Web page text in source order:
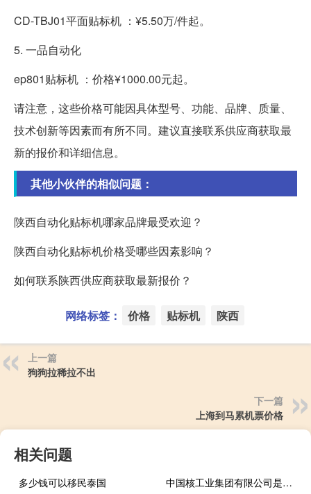
CD-TBJ01平面贴标机 ：¥5.50万/件起。
5. 一品自动化
ep801贴标机 ：价格¥1000.00元起。
请注意，这些价格可能因具体型号、功能、品牌、质量、
技术创新等因素而有所不同。建议直接联系供应商获取最
新的报价和详细信息。
其他小伙伴的相似问题：
陕西自动化贴标机哪家品牌最受欢迎？
陕西自动化贴标机价格受哪些因素影响？
如何联系陕西供应商获取最新报价？
网络标签： 价格 贴标机 陕西
上一篇
狗狗拉稀拉不出
下一篇
上海到马累机票价格
相关问题
多少钱可以移民泰国 中国核工业集团有限公司是怎么样的一家公司 中国核工业集团公司